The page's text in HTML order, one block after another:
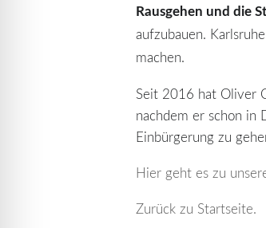
Rausgehen und die
aufzubauen.
machen.
Seit 2016 hat Oliver
nachdem er schon in
Einbürgerung zu
Hier geht es zu
Zurück zu Startseite.